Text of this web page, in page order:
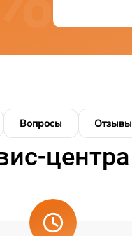
Вопросы Отзывы
центра